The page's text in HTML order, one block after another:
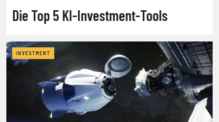
Die Top 5 KI-Investment-Tools
INVESTMENT